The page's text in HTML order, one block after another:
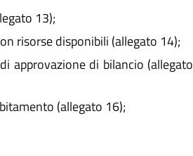
13);
risorse disponibili (allegato 14);
approvazione di bilancio (allegato
(allegato 16);